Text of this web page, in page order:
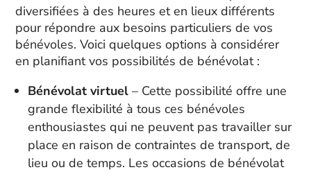
diversifiées à des heures et en lieux différents
pour répondre aux besoins particuliers de vos
bénévoles. Voici quelques options à considérer
en planifiant vos possibilités de bénévolat :
Bénévolat virtuel – Cette possibilité offre une
grande flexibilité à tous ces bénévoles
enthousiastes qui ne peuvent pas travailler sur
place en raison de contraintes de transport, de
lieu ou de temps. Les occasions de bénévolat